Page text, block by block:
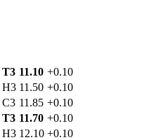
T3 11.10 +0.10
H3 11.50 +0.10
C3 11.85 +0.10
T3 11.70 +0.10
H3 12.10 +0.10